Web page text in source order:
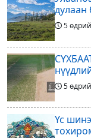
дулаан
5
дүнгээ
5
Үс